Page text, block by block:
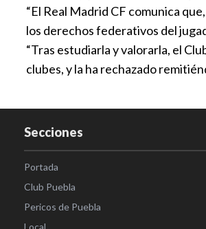
“El Real Madrid CF comunica
los derechos federativos del
“Tras estudiarla y valorarla, el
clubes, y la ha rechazado
Secciones
Portada
Club Puebla
Pericos de Puebla
Local